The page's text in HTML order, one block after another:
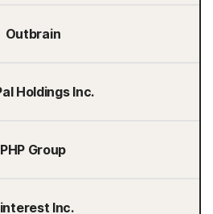
Outbrain
Holdings Inc.
PHP Group
Inc.